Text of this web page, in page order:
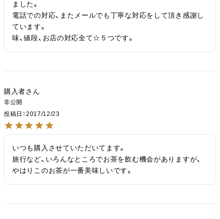
ました。
電話での対応、またメールでも丁寧な対応をして頂き感謝し
ています。
味、値段、お店の対応全て☆５つです。
購入者
非公開
投稿日
2017/12/23
いつも購入させていただいてます。
旅行など、いろんなところでお茶を飲む機会がありますが、
やはりこのお茶が一番美味しいです。